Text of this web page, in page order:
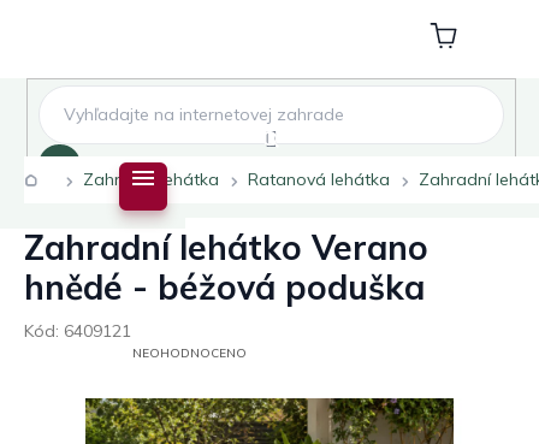
Nákupní
košík
DomůZahradní lehátka Ratanová lehátka Zahradní
Zahradní lehátko Verano
hnědé - béžová poduška
Kód: 6409121
PRŮMĚRNÉNEOHODNOCENO